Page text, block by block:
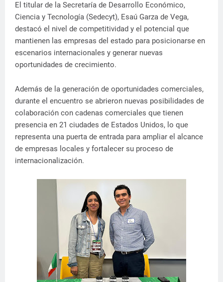
El titular de la Secretaría de Desarrollo Económico,
Ciencia y Tecnología (Sedecyt), Esaú Garza de Vega,
destacó el nivel de competitividad y el potencial que
mantienen las empresas del estado para posicionarse en
escenarios internacionales y generar nuevas
oportunidades de crecimiento.
Además de la generación de oportunidades comerciales,
durante el encuentro se abrieron nuevas posibilidades de
colaboración con cadenas comerciales que tienen
presencia en 21 ciudades de Estados Unidos, lo que
representa una puerta de entrada para ampliar el alcance
de empresas locales y fortalecer su proceso de
internacionalización.